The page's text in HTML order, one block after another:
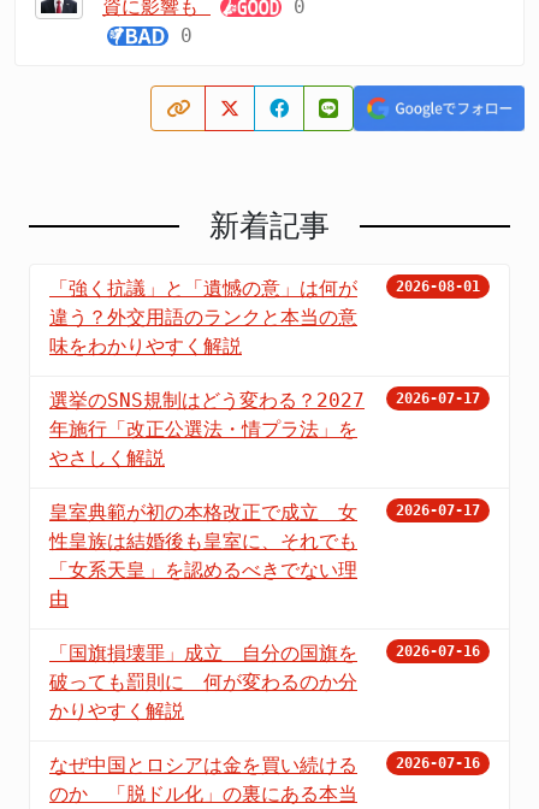
資に影響も
0
0
新着記事
「強く抗議」と「遺憾の意」は何が
違う？外交用語のランクと本当の意
味をわかりやすく解説
2026-08-01
選挙のSNS規制はどう変わる？2027
年施行「改正公選法・情プラ法」を
やさしく解説
2026-07-17
皇室典範が初の本格改正で成立 女
性皇族は結婚後も皇室に、それでも
「女系天皇」を認めるべきでない理
由
2026-07-17
「国旗損壊罪」成立 自分の国旗を
破っても罰則に 何が変わるのか分
かりやすく解説
2026-07-16
なぜ中国とロシアは金を買い続ける
のか 「脱ドル化」の裏にある本当
2026-07-16